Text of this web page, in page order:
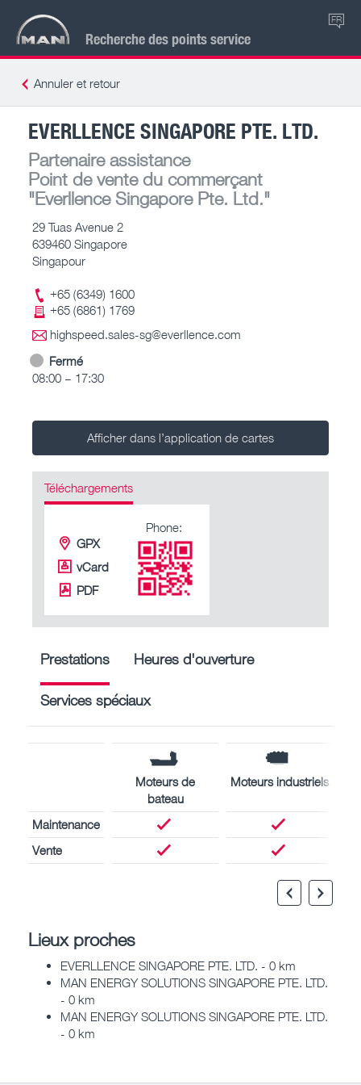
Recherche des points service
FR
Annuler et retour
EVERLLENCE SINGAPORE PTE. LTD.
Partenaire assistance
Point de vente du commerçant
"Everllence Singapore Pte. Ltd."
29 Tuas Avenue 2
639460 Singapore
Singapour
+65 (6349) 1600
+65 (6861) 1769
highspeed.sales-sg@everllence.com
Fermé
08:00 – 17:30
Afficher dans l’application de cartes
Téléchargements
GPX
vCard
PDF
Phone:
Prestations Heures d'ouverture
Services spéciaux
Moteurs de
bateau
Moteurs industriels
Maintenance
Vente
Lieux proches
EVERLLENCE SINGAPORE PTE. LTD. - 0 km
MAN ENERGY SOLUTIONS SINGAPORE PTE. LTD.
- 0 km
MAN ENERGY SOLUTIONS SINGAPORE PTE. LTD.
- 0 km